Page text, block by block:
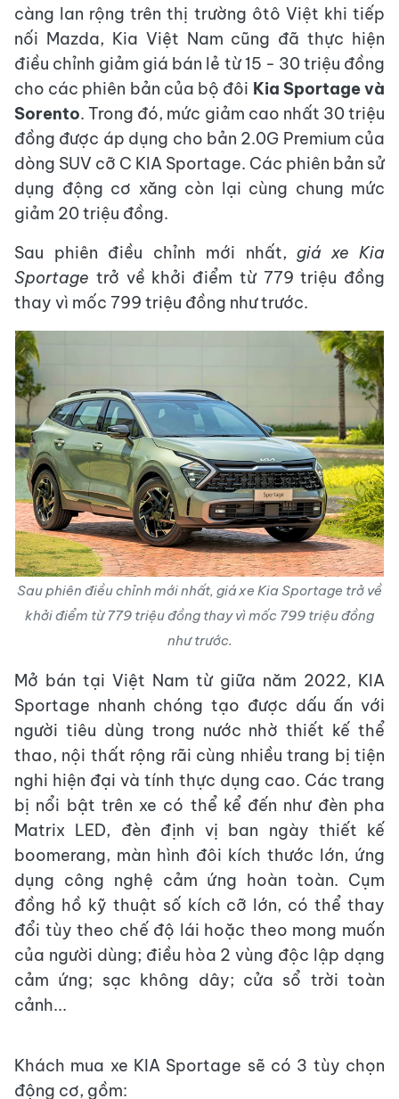
càng lan rộng trên thị trường ôtô Việt khi tiếp
nối Mazda, Kia Việt Nam cũng đã thực hiện
điều chỉnh giảm giá bán lẻ từ 15 - 30 triệu đồng
cho các phiên bản của bộ đôi Kia Sportage và
Sorento. Trong đó, mức giảm cao nhất 30 triệu
đồng được áp dụng cho bản 2.0G Premium của
dòng SUV cỡ C KIA Sportage. Các phiên bản sử
dụng động cơ xăng còn lại cùng chung mức
giảm 20 triệu đồng.
Sau phiên điều chỉnh mới nhất, giá xe Kia
Sportage trở về khởi điểm từ 779 triệu đồng
thay vì mốc 799 triệu đồng như trước.
Sau phiên điều chỉnh mới nhất, giá xe Kia Sportage trở về
khởi điểm từ 779 triệu đồng thay vì mốc 799 triệu đồng
như trước.
Mở bán tại Việt Nam từ giữa năm 2022, KIA
Sportage nhanh chóng tạo được dấu ấn với
người tiêu dùng trong nước nhờ thiết kế thể
thao, nội thất rộng rãi cùng nhiều trang bị tiện
nghi hiện đại và tính thực dụng cao. Các trang
bị nổi bật trên xe có thể kể đến như đèn pha
Matrix LED, đèn định vị ban ngày thiết kế
boomerang, màn hình đôi kích thước lớn, ứng
dụng công nghệ cảm ứng hoàn toàn. Cụm
đồng hồ kỹ thuật số kích cỡ lớn, có thể thay
đổi tùy theo chế độ lái hoặc theo mong muốn
của người dùng; điều hòa 2 vùng độc lập dạng
cảm ứng; sạc không dây; cửa sổ trời toàn
cảnh...
Khách mua xe KIA Sportage sẽ có 3 tùy chọn
động cơ, gồm: